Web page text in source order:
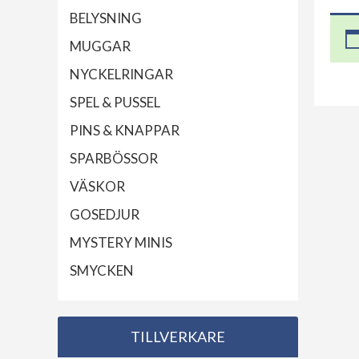
BELYSNING
MUGGAR
NYCKELRINGAR
SPEL & PUSSEL
PINS & KNAPPAR
SPARBÖSSOR
VÄSKOR
GOSEDJUR
MYSTERY MINIS
SMYCKEN
TILLVERKARE